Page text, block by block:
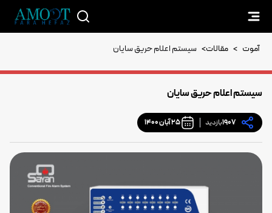
آموت > مقالات> سیستم اعلام حریق سایان
سیستم اعلام حریق سایان
1907بازدید 25 آبان 1400